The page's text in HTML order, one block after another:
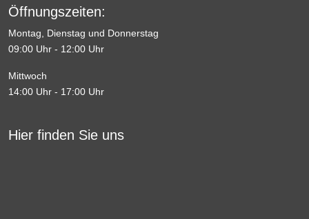
Öffnungszeiten:
Montag, Dienstag und Donnerstag
09:00 Uhr - 12:00 Uhr
Mittwoch
14:00 Uhr - 17:00 Uhr
Hier finden Sie uns